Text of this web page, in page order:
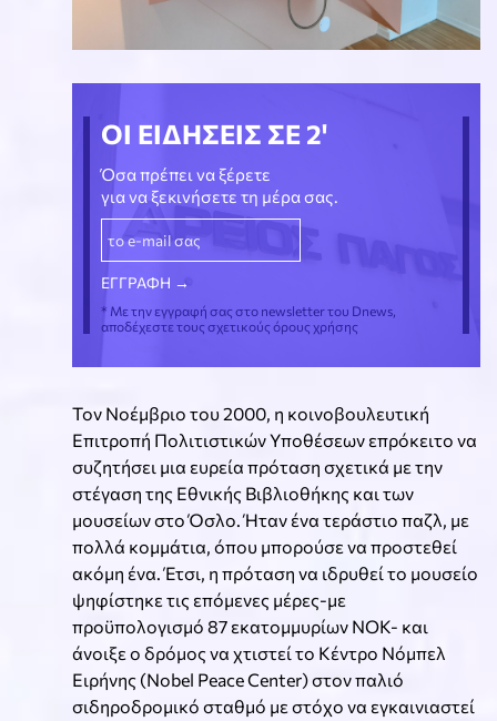
ΟΙ ΕΙΔΗΣΕΙΣ ΣΕ 2'
Όσα πρέπει να ξέρετε
για να ξεκινήσετε τη μέρα σας.
* Με την εγγραφή σας στο newsletter του Dnews,
αποδέχεστε τους σχετικούς όρους χρήσης
Τον Νοέμβριο του 2000, η ​​κοινοβουλευτική
Επιτροπή Πολιτιστικών Υποθέσεων επρόκειτο να
συζητήσει μια ευρεία πρόταση σχετικά με την
στέγαση της Εθνικής Βιβλιοθήκης και των
μουσείων στο Όσλο. Ήταν ένα τεράστιο παζλ, με
πολλά κομμάτια, όπου μπορούσε να προστεθεί
ακόμη ένα. Έτσι, η πρόταση να ιδρυθεί το μουσείο
ψηφίστηκε τις επόμενες μέρες-με
προϋπολογισμό 87 εκατομμυρίων ΝΟΚ- και
άνοιξε ο δρόμος να χτιστεί το Κέντρο Νόμπελ
Ειρήνης (Nobel Peace Center) στον παλιό
σιδηροδρομικό σταθμό με στόχο να εγκαινιαστεί